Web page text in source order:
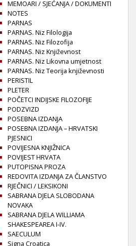
MEMOARI / SJEĆANJA / DOKUMENTI
NOTES
PARNAS
PARNAS. Niz Filologija
PARNAS. Niz Filozofija
PARNAS. Niz Književnost
PARNAS. Niz Likovna umjetnost
PARNAS. Niz Teorija književnosti
PERISTIL
PLETER
POČETCI INDIJSKE FILOZOFIJE
PODZVIZD
POSEBNA IZDANJA
POSEBNA IZDANJA – HRVATSKI
PJESNICI
POVIJESNA KNJIŽNICA
POVIJEST HRVATA
PUTOPISNA PROZA
REDOVITA IZDANJA ZA ČLANSTVO
RJEČNICI / LEKSIKONI
SABRANA DJELA SLOBODANA
NOVAKA
SABRANA DJELA WILLIAMA
SHAKESPEAREA I-IV.
SAECULUM
Signa Croatica